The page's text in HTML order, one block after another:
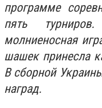
программе
пять
молниеносная
шашек принесла
В сборной
наград.